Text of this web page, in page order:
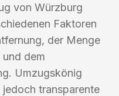
von Würzburg
Faktoren
der Menge
dem
Umzugskönig
transparente